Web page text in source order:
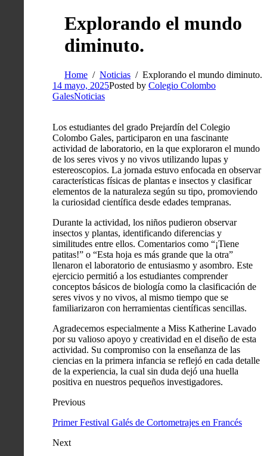
Explorando el mundo
diminuto.
Home Noticias
Explorando el mundo diminuto.
14 mayo, 2025Posted by Colegio Colombo
GalesNoticias
Los estudiantes del grado Prejardín del Colegio
Colombo Gales, participaron en una fascinante
actividad de laboratorio, en la que exploraron el mundo
de los seres vivos y no vivos utilizando lupas y
estereoscopios. La jornada estuvo enfocada en observar
características físicas de plantas e insectos y clasificar
elementos de la naturaleza según su tipo, promoviendo
la curiosidad científica desde edades tempranas.
Durante la actividad, los niños pudieron observar
insectos y plantas, identificando diferencias y
similitudes entre ellos. Comentarios como “¡Tiene
patitas!” o “Esta hoja es más grande que la otra”
llenaron el laboratorio de entusiasmo y asombro. Este
ejercicio permitió a los estudiantes comprender
conceptos básicos de biología como la clasificación de
seres vivos y no vivos, al mismo tiempo que se
familiarizaron con herramientas científicas sencillas.
Agradecemos especialmente a Miss Katherine Lavado
por su valioso apoyo y creatividad en el diseño de esta
actividad. Su compromiso con la enseñanza de las
ciencias en la primera infancia se reflejó en cada detalle
de la experiencia, la cual sin duda dejó una huella
positiva en nuestros pequeños investigadores.
Previous
Primer Festival Galés de Cortometrajes en Francés
Next